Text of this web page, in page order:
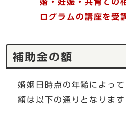
婚・妊娠・共育ての
ログラムの講座を受
補助金の額
婚姻日時点の年齢によっ
額は以下の通りとなります